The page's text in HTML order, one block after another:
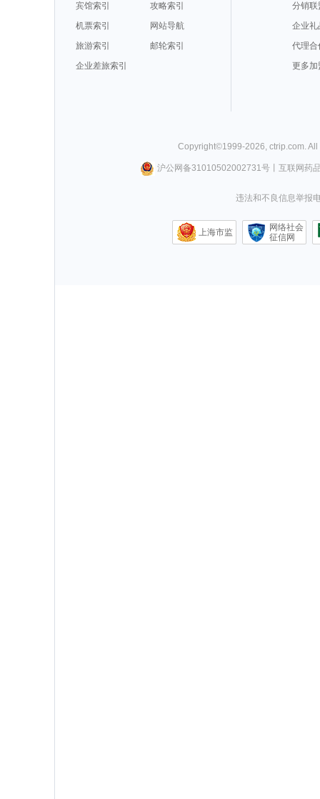
宾馆索引
攻略索引
机票索引
网站导航
旅游索引
邮轮索引
企业差旅索引
分销联
企业礼
代理合
更多加
Copyright©1999-2026, ctrip.com.
沪公网备31010502002731号丨 互联网药
违法和不良信息举报
上海市监
网络社会
征信网